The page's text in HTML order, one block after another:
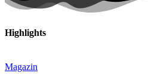
Highlights
Magazin